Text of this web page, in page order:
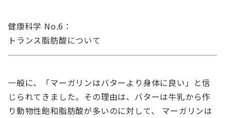
健康科学 No.6：
トランス脂肪酸について
一般に、「マーガリンはバターより身体に良い」と信
じられてきました。その理由は、バターは牛乳から作
り動物性飽和脂肪酸が多いのに対して、 マーガリンは